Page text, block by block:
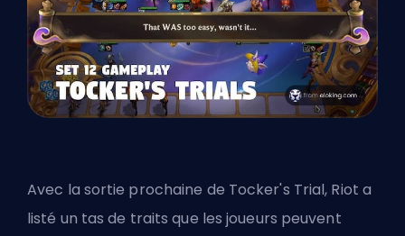
Avec la sortie prochaine de Tocker's Trial, Riot a
listé un tas de traits que les joueurs peuvent